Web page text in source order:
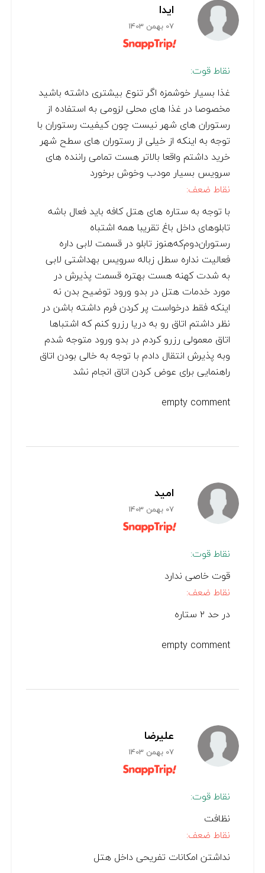
ایدا
07 بهمن 1403
نقاط قوت:
غذا بسیار خوشمزه اگر تنوع بیشتری داشته باشید
مخصوصا در غذا های محلی لزومی به استفاده از
رستوران های شهر نیست چون کیفیت رستوران با
توجه به اینکه از خیلی از رستوران های سطح شهر
خرید داشتم واقعا بالاتر هست تمامی راننده های
سرویس بسیار مودب وخوش برخورد
نقاط ضعف:
با توجه به ستاره های هتل کافه باید فعال باشه
تابلوهای داخل باغ تقریبا همه اشتباه
رستوران‌دوم‌که‌هنوز تابلو در قسمت لابی داره
فعالیت نداره سطل زباله سرویس بهداشتی لابی
به شدت کهنه هست بهتره قسمت پذیرش در
مورد خدمات هتل در بدو ورود توضیح بدن نه
اینکه فقط درخواست پر کردن فرم داشته باشن در
نظر داشتم اتاق رو به دریا رزرو کنم که اشتباها
اتاق معمولی رزرو کردم در بدو ورود متوجه شدم
وبه پذیرش انتقال دادم با توجه به خالی بودن اتاق
راهنمایی برای عوض کردن اتاق انجام نشد
empty comment
امید
07 بهمن 1403
نقاط قوت:
قوت خاصی ندارد
نقاط ضعف:
در حد ۲ ستاره
empty comment
علیرضا
07 بهمن 1403
نقاط قوت:
نظافت
نقاط ضعف:
نداشتن امکانات تفریحی داخل هتل